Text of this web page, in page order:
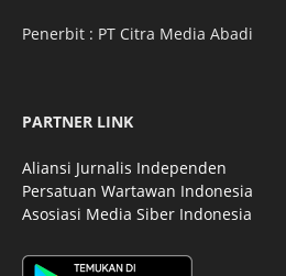
Penerbit : PT Citra Media Abadi
PARTNER LINK
Aliansi Jurnalis Independen
Persatuan Wartawan Indonesia
Asosiasi Media Siber Indonesia